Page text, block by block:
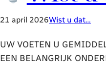
21 april 2026Wist u dat…
UW VOETEN U
EEN BELANGRIJK